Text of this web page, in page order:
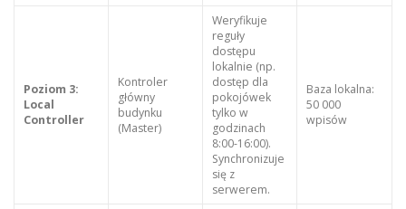
Poziom 3:
Local
Controller
Kontroler
główny
budynku
(Master)
Weryfikuje
reguły
dostępu
lokalnie (np.
dostęp dla
pokojówek
tylko w
godzinach
8:00-16:00).
Synchronizuje
się z
serwerem.
Baza lokalna:
50 000
wpisów